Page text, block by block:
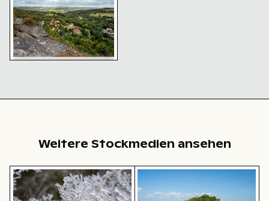
Weitere Stockmedien ansehen
Gefrorene Zweige mit Eiskristallen bedeckt
Sandweg zur Insel Ko Nui